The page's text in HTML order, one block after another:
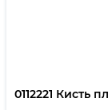
0112221 Кисть